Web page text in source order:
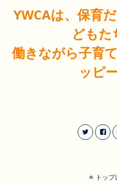
YWCAは、保育
どもた
働きながら子育
ッピ
トッ